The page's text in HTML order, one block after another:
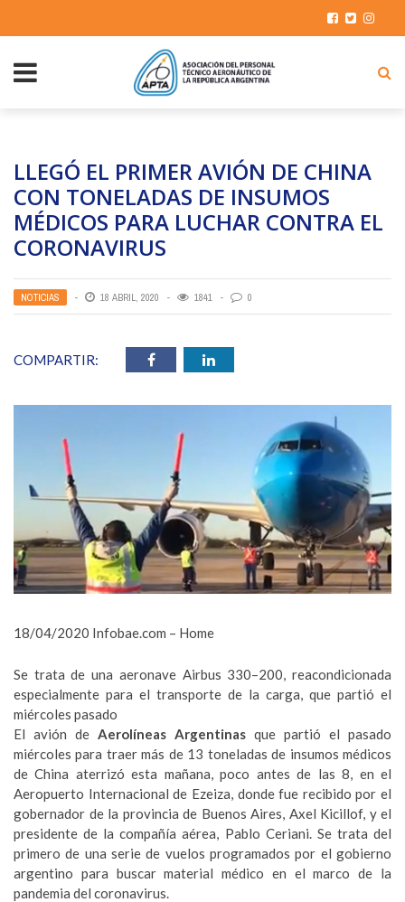
LLEGÓ EL PRIMER AVIÓN DE CHINA
CON TONELADAS DE INSUMOS
MÉDICOS PARA LUCHAR CONTRA EL
CORONAVIRUS
NOTICIAS 18 ABRIL, 2020 1841 0
COMPARTIR:
18/04/2020 Infobae.com – Home
Se trata de una aeronave Airbus 330–200, reacondicionada
especialmente para el transporte de la carga, que partió el
miércoles pasado
El avión de Aerolíneas Argentinas que partió el pasado
miércoles para traer más de 13 toneladas de insumos médicos
de China aterrizó esta mañana, poco antes de las 8, en el
Aeropuerto Internacional de Ezeiza, donde fue recibido por el
gobernador de la provincia de Buenos Aires, Axel Kicillof, y el
presidente de la compañía aérea, Pablo Ceriani. Se trata del
primero de una serie de vuelos programados por el gobierno
argentino para buscar material médico en el marco de la
pandemia del coronavirus.